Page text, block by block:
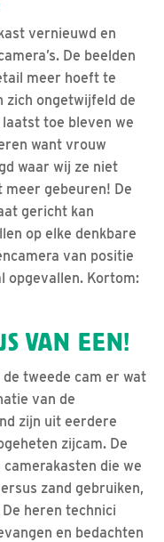
vernieuwd en
De beelden
meer hoeft te
zich ongetwijfeld de
toe bleven we
want vrouw
waar wij ze niet
meer gebeuren! De
gericht kan
op elke denkbare
van positie
opgevallen. Kortom:
VAN EEN!
tweede cam er wat
van de
zijn uit eerdere
zijcam. De
die we
zand gebruiken,
heren technici
en bedachten